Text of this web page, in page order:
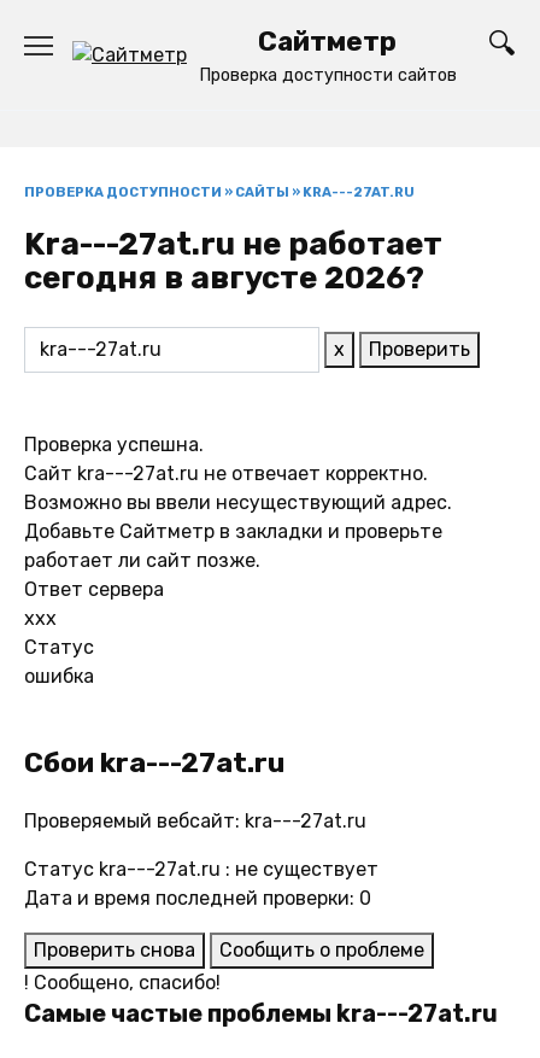
содержанию
Сайтметр
Проверка доступности сайтов
ПРОВЕРКА ДОСТУПНОСТИ » САЙТЫ » KRA---27AT.RU
Kra---27at.ru не работает
сегодня в августе 2026?
x Проверить
Проверка успешна.
Сайт kra---27at.ru не отвечает корректно.
Возможно вы ввели несуществующий адрес.
Добавьте Сайтметр в закладки и проверьте
работает ли сайт позже.
Ответ сервера
xxx
Статус
ошибка
Сбои kra---27at.ru
Проверяемый вебсайт: kra---27at.ru
Статус kra---27at.ru : не существует
Дата и время последней проверки: 0
Проверить снова
Сообщить о проблеме
! Сообщено, спасибо!
Самые частые проблемы kra---27at.ru